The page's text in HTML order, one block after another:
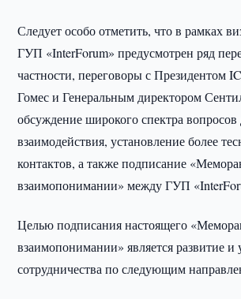
Следует особо отметить, что в рамках
ГУП «InterForum» предусмотрен ряд
частности, переговоры с Президентом
Гомес и Генеральным директором
обсуждение широкого спектра вопросов
взаимодействия, установление более
контактов, а также подписание
взаимопонимании» между ГУП
Целью подписания настоящего
взаимопонимании» является развитие и
сотрудничества по следующим